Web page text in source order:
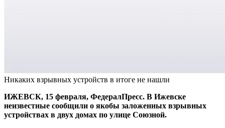
Никаких взрывных устройств в итоге не нашли
ИЖЕВСК, 15 февраля, ФедералПресс. В Ижевске
неизвестные сообщили о якобы заложенных взрывных
устройствах в двух домах по улице Союзной.